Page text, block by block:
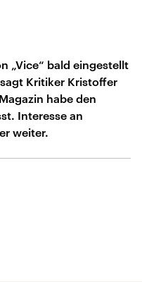
„Vice“ bald eingestellt
Kritiker Kristoffer
habe den
Interesse an
weiter.